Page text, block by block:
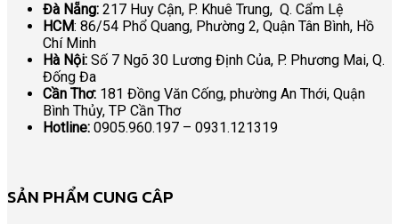
Đà Nẵng: 217 Huy Cận, P. Khuê Trung, Q. Cẩm Lệ
HCM: 86/54 Phổ Quang, Phường 2, Quận Tân Bình, Hồ
Chí Minh
Hà Nội: Số 7 Ngõ 30 Lương Định Của, P. Phương Mai, Q.
Đống Đa
Cần Thơ: 181 Đồng Văn Cống, phường An Thới, Quận
Bình Thủy, TP Cần Thơ
Hotline: 0905.960.197 – 0931.121319
SẢN PHẨM CUNG CÂP